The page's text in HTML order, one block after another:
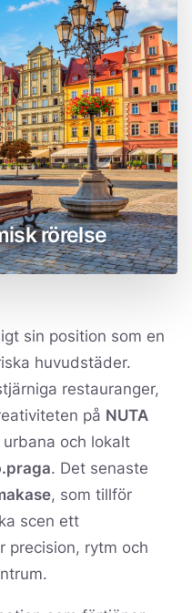
rörelse
sin position som en
huvudstäder.
restauranger,
på NUTA
och lokalt
. Det senaste
, som tillför
scen ett
precision, rytm och